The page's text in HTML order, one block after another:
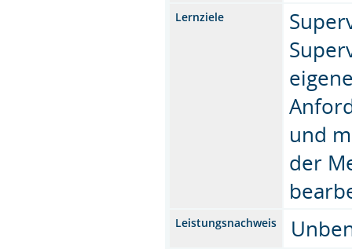
Lernziele
und
der
Leistungsnachweis